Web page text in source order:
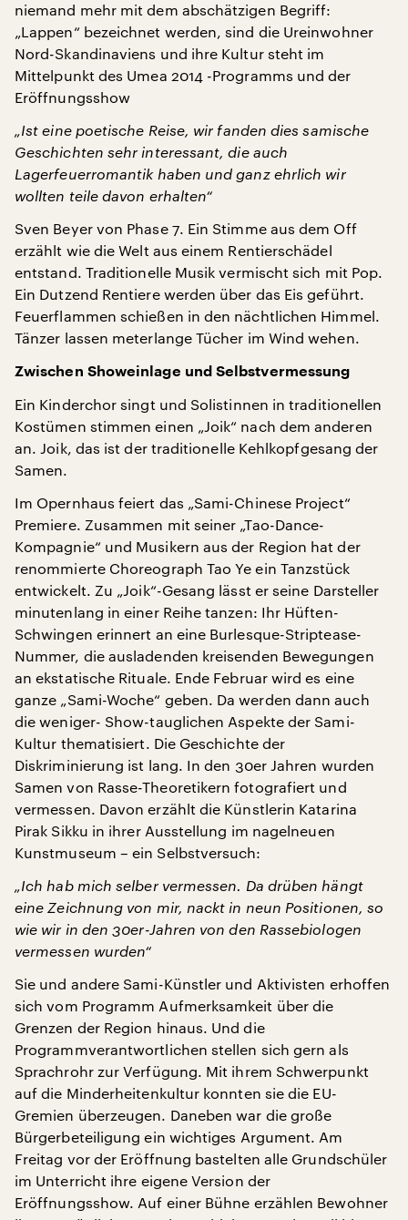
niemand mehr mit dem abschätzigen Begriff:
„Lappen“ bezeichnet werden, sind die Ureinwohner
Nord-Skandinaviens und ihre Kultur steht im
Mittelpunkt des Umea 2014 -Programms und der
Eröffnungsshow
„Ist eine poetische Reise, wir fanden dies samische
Geschichten sehr interessant, die auch
Lagerfeuerromantik haben und ganz ehrlich wir
wollten teile davon erhalten“
Sven Beyer von Phase 7. Ein Stimme aus dem Off
erzählt wie die Welt aus einem Rentierschädel
entstand. Traditionelle Musik vermischt sich mit Pop.
Ein Dutzend Rentiere werden über das Eis geführt.
Feuerflammen schießen in den nächtlichen Himmel.
Tänzer lassen meterlange Tücher im Wind wehen.
Zwischen Showeinlage und Selbstvermessung
Ein Kinderchor singt und Solistinnen in traditionellen
Kostümen stimmen einen „Joik“ nach dem anderen
an. Joik, das ist der traditionelle Kehlkopfgesang der
Samen.
Im Opernhaus feiert das „Sami-Chinese Project“
Premiere. Zusammen mit seiner „Tao-Dance-
Kompagnie“ und Musikern aus der Region hat der
renommierte Choreograph Tao Ye ein Tanzstück
entwickelt. Zu „Joik“-Gesang lässt er seine Darsteller
minutenlang in einer Reihe tanzen: Ihr Hüften-
Schwingen erinnert an eine Burlesque-Striptease-
Nummer, die ausladenden kreisenden Bewegungen
an ekstatische Rituale. Ende Februar wird es eine
ganze „Sami-Woche“ geben. Da werden dann auch
die weniger- Show-tauglichen Aspekte der Sami-
Kultur thematisiert. Die Geschichte der
Diskriminierung ist lang. In den 30er Jahren wurden
Samen von Rasse-Theoretikern fotografiert und
vermessen. Davon erzählt die Künstlerin Katarina
Pirak Sikku in ihrer Ausstellung im nagelneuen
Kunstmuseum – ein Selbstversuch:
„Ich hab mich selber vermessen. Da drüben hängt
eine Zeichnung von mir, nackt in neun Positionen, so
wie wir in den 30er-Jahren von den Rassebiologen
vermessen wurden“
Sie und andere Sami-Künstler und Aktivisten erhoffen
sich vom Programm Aufmerksamkeit über die
Grenzen der Region hinaus. Und die
Programmverantwortlichen stellen sich gern als
Sprachrohr zur Verfügung. Mit ihrem Schwerpunkt
auf die Minderheitenkultur konnten sie die EU-
Gremien überzeugen. Daneben war die große
Bürgerbeteiligung ein wichtiges Argument. Am
Freitag vor der Eröffnung bastelten alle Grundschüler
im Unterricht ihre eigene Version der
Eröffnungsshow. Auf einer Bühne erzählen Bewohner